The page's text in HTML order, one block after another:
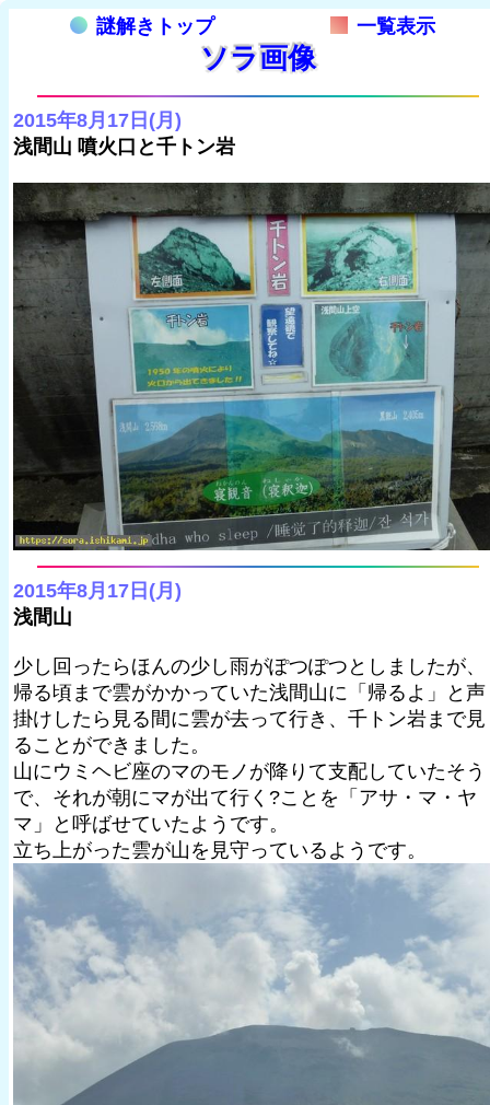
謎解きトップ 一覧表示
ソラ画像
2015年8月17日(月)
浅間山 噴火口と千トン岩
2015年8月17日(月)
浅間山
少し回ったらほんの少し雨がぽつぽつとしましたが、
帰る頃まで雲がかかっていた浅間山に「帰るよ」と声
掛けしたら見る間に雲が去って行き、千トン岩まで見
ることができました。
山にウミヘビ座のマのモノが降りて支配していたそう
で、それが朝にマが出て行く?ことを「アサ・マ・ヤ
マ」と呼ばせていたようです。
立ち上がった雲が山を見守っているようです。